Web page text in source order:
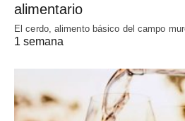
alimentario
El cerdo, alimento básico del campo
1 semana